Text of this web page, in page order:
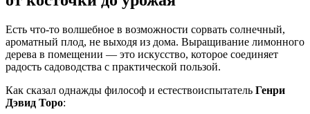
Есть что-то волшебное в возможности сорвать солнечный,
ароматный плод, не выходя из дома. Выращивание лимонного
дерева в помещении — это искусство, которое соединяет
радость садоводства с практической пользой.
Как сказал однажды философ и естествоиспытатель Генри
Дэвид Торо: